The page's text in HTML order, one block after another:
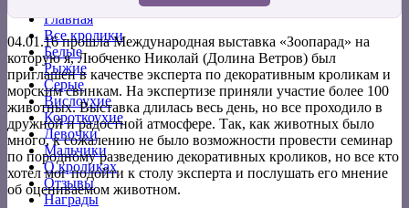
Главная
Все кролики
Белые
Рыжие
Серые
Вислоухие
Короткоухие
Девочки
Мальчики
О кроликах
Отзывы
Награды
04.01.16 прошла Международная выставка «Зоопарад» на
которую я, Любченко Николай (Долина Ветров) был
приглашен в качестве эксперта по декоративным кроликам и
морским свинкам. На экспертизе приняли участие более 100
животных. Выставка длилась весь день, но все проходило в
дружной и радостной атмосфере. Так, как животных было
много, к сожалению не было возможности провести семинар
по породному разведению декоративных кроликов, но все кто
хотел мог подойти к столу эксперта и послушать его мнение
об оцениваемом животном.